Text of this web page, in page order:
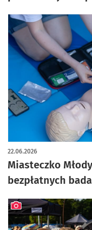
Miasteczko
bezpłatnych
22.06.2026